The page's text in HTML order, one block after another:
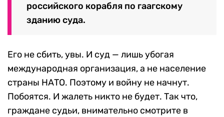
российского корабля по гаагскому
зданию суда.
Его не сбить, увы. И суд — лишь убогая
международная организация, а не население
страны НАТО. Поэтому и войну не начнут.
Побоятся. И жалеть никто не будет. Так что,
граждане судьи, внимательно смотрите в